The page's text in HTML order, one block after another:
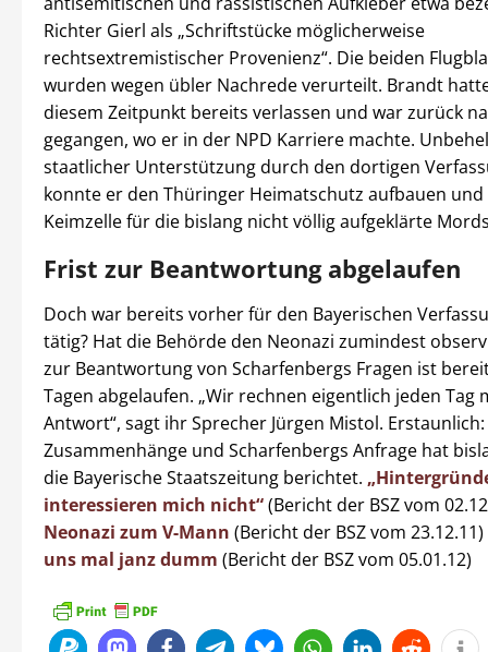
Richter Gierl als „Schriftstücke möglicherweise
rechtsextremistischer Provenienz“. Die beiden
wurden wegen übler Nachrede verurteilt. Brandt
diesem Zeitpunkt bereits verlassen und war zurück
gegangen, wo er in der NPD Karriere machte.
staatlicher Unterstützung durch den dortigen
konnte er den Thüringer Heimatschutz aufbauen
Keimzelle für die bislang nicht völlig aufgeklärte
Frist zur Beantwortung abgelaufen
Doch war bereits vorher für den Bayerischen
tätig? Hat die Behörde den Neonazi zumindest
zur Beantwortung von Scharfenbergs Fragen ist
Tagen abgelaufen. „Wir rechnen eigentlich jeden Tag
Antwort“, sagt ihr Sprecher Jürgen Mistol.
Zusammenhänge und Scharfenbergs Anfrage hat
die Bayerische Staatszeitung berichtet.
interessieren mich nicht“(Bericht der BSZ vom
Neonazi zum V-Mann (Bericht der BSZ vom 23.12.11)
uns mal janz dumm (Bericht der BSZ vom 05.01.12)